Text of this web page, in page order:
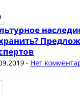
- Нет